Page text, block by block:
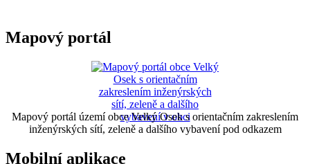
Mapový portál
Mapový portál území obce Velký Osek s orientačním zakreslením
inženýrských sítí, zeleně a dalšího vybavení pod odkazem
Mobilní aplikace